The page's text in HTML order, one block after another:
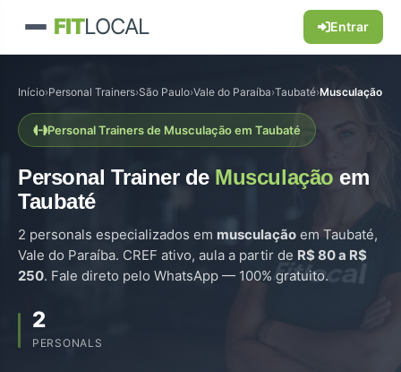
FITLOCAL Entrar
Início›Personal Trainers›São Paulo›Vale do Paraíba›Taubaté›Musculação
Personal Trainers de Musculação em Taubaté
Personal Trainer de Musculação em
Taubaté
2 personals especializados em musculação em Taubaté,
Vale do Paraíba. CREF ativo, aula a partir de R$ 80 a R$
250. Fale direto pelo WhatsApp — 100% gratuito.
2
PERSONALS